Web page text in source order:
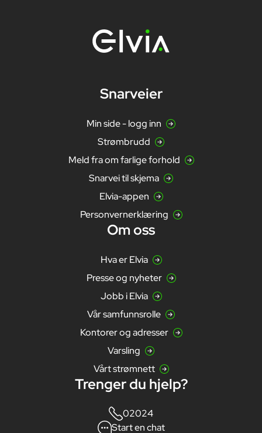
Snarveier
Min side - logg inn
Strømbrudd
Meld fra om farlige forhold
Snarvei til skjema
Elvia-appen
Personvernerklæring
Om oss
Hva er Elvia
Presse og nyheter
Jobb i Elvia
Vår samfunnsrolle
Kontorer og adresser
Varsling
Vårt strømnett
Trenger du hjelp?
02024
Start en chat